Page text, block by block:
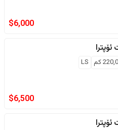
$6,000
ئۆپترا
كم LS
$6,500
ئۆپترا